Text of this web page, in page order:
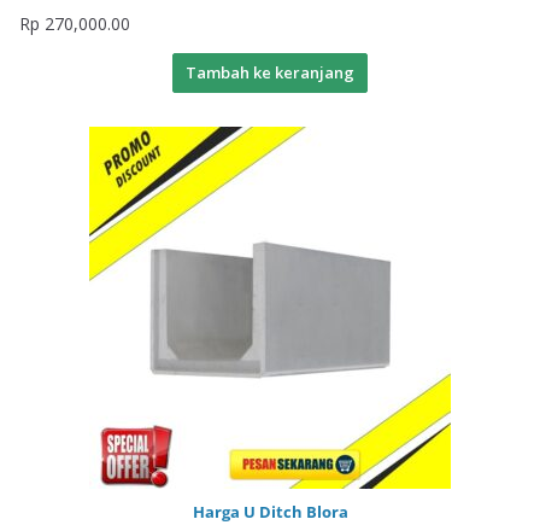
Rp 270,000.00
Tambah ke keranjang
Harga U Ditch Blora